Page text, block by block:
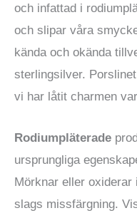
och infattad i
och slipar våra
kända och okända
sterlingsilver.
vi har låtit charmen
Rodiumpläterade
ursprungliga
Mörknar eller
slags missfärgning.